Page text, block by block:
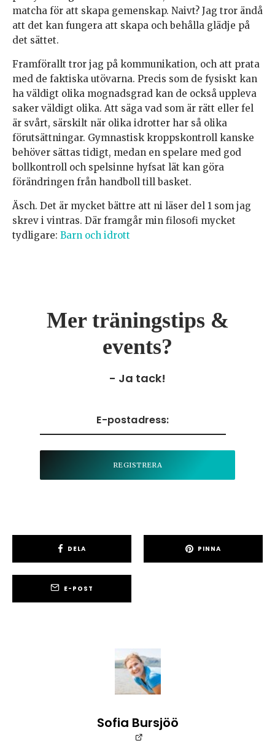
matcha för att skapa gemenskap. Naivt? Jag tror ändå
att det kan fungera att skapa och behålla glädje på
det sättet.
Framförallt tror jag på kommunikation, och att prata
med de faktiska utövarna. Precis som de fysiskt kan
ha väldigt olika mognadsgrad kan de också uppleva
saker väldigt olika. Att säga vad som är rätt eller fel
är svårt, särskilt när olika idrotter har så olika
förutsättningar. Gymnastisk kroppskontroll kanske
behöver sättas tidigt, medan en spelare med god
bollkontroll och spelsinne hyfsat lät kan göra
förändringen från handboll till basket.
Äsch. Det är mycket bättre att ni läser del 1 som jag
skrev i vintras. Där framgår min filosofi mycket
tydligare: Barn och idrott
Mer träningstips &
events?
- Ja tack!
DELA PINNA
E-POST
Sofia Bursjöö